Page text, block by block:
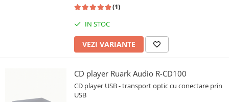
(1)
IN STOC
VEZI VARIANTE
CD player Ruark Audio R-CD100
CD player USB - transport optic cu conectare prin
USB